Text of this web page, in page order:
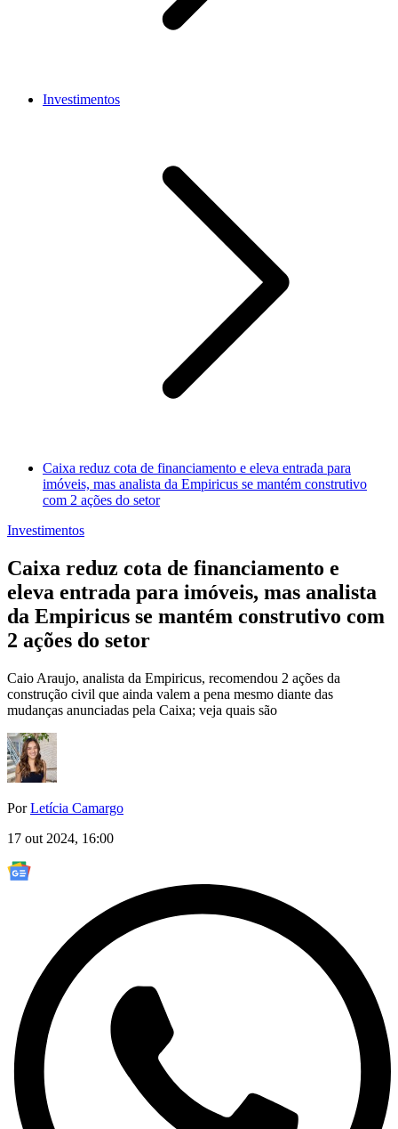
Investimentos
Caixa reduz cota de financiamento e eleva entrada para
imóveis, mas analista da Empiricus se mantém construtivo
com 2 ações do setor
Investimentos
Caixa reduz cota de financiamento e
eleva entrada para imóveis, mas analista
da Empiricus se mantém construtivo com
2 ações do setor
Caio Araujo, analista da Empiricus, recomendou 2 ações da
construção civil que ainda valem a pena mesmo diante das
mudanças anunciadas pela Caixa; veja quais são
PorLetícia Camargo
17 out 2024, 16:00